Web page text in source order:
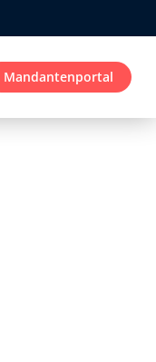
Mandantenportal